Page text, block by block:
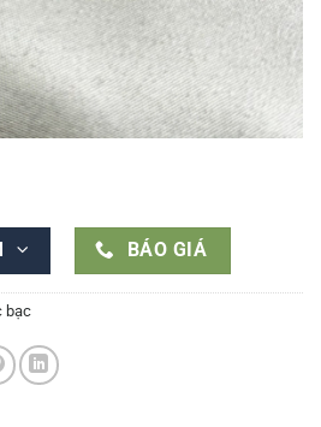
BÁO GIÁ
bạc